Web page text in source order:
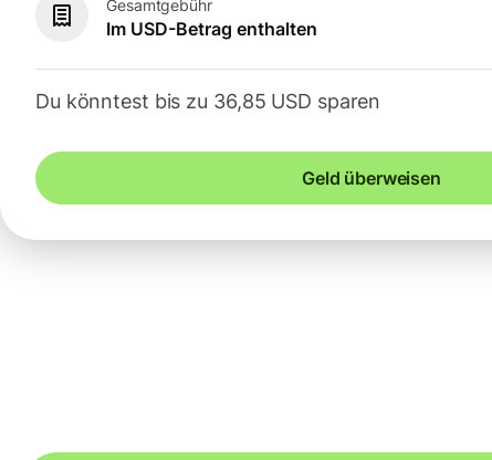
Gesamtgebühr
Im USD-Betrag enthalten
Du könntest bis zu 36,85 USD sparen
Geld überweisen